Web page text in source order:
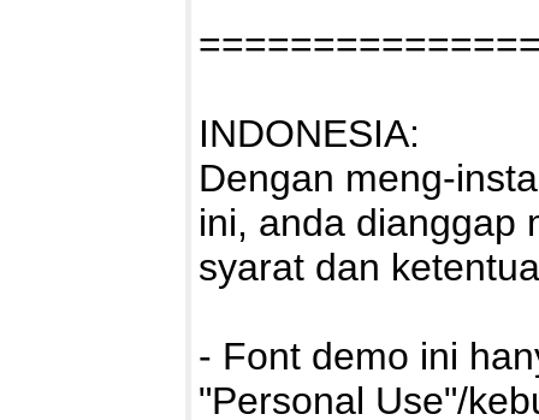
INDONESIA:
Dengan meng-
ini, anda dianggap
syarat dan
- Font demo ini
"Personal Use"/